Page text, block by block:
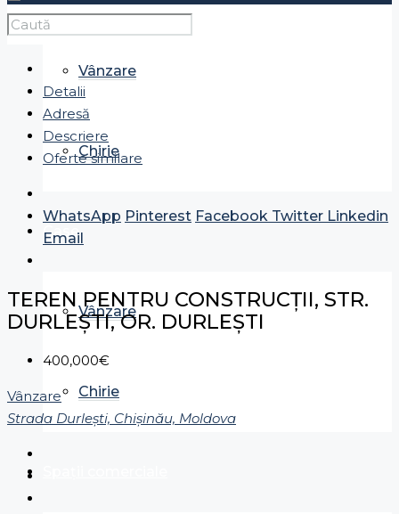
Vânzare
Chirie
Case
Vânzare
Chirie
Detalii
Adresă
Descriere
Oferte similare
WhatsApp Pinterest Facebook Twitter Linkedin
Email
TEREN PENTRU CONSTRUCȚII, STR.
DURLEȘTI, OR. DURLEȘTI
400,000€
Vânzare
Strada Durlești, Chișinău, Moldova